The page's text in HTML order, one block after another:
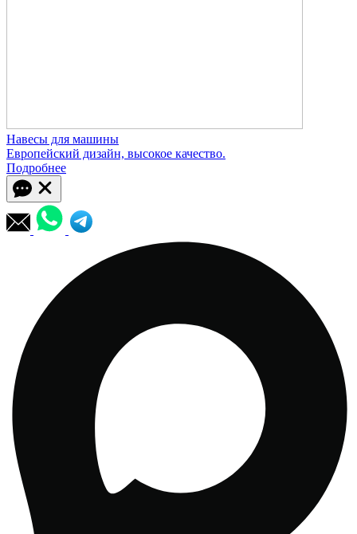
Навесы для машины
Европейский дизайн, высокое качество.
Подробнее